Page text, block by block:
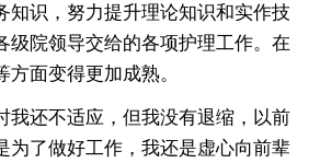
知识，努力提升理论知识和实作技
级院领导交给的各项护理工作。在
面变得更加成熟。
还不适应，但我没有退缩，以前
为了做好工作，我还是虚心向前辈